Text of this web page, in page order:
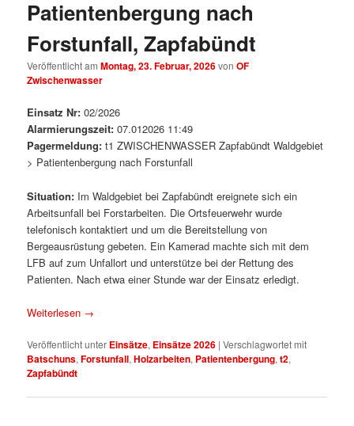
Patientenbergung nach
Forstunfall, Zapfabündt
Veröffentlicht amMontag, 23. Februar, 2026vonOF
Zwischenwasser
Einsatz Nr: 02/2026
Alarmierungszeit: 07.012026 11:49
Pagermeldung: t1 ZWISCHENWASSER Zapfabündt Waldgebiet
> Patientenbergung nach Forstunfall
Situation: Im Waldgebiet bei Zapfabündt ereignete sich ein
Arbeitsunfall bei Forstarbeiten. Die Ortsfeuerwehr wurde
telefonisch kontaktiert und um die Bereitstellung von
Bergeausrüstung gebeten. Ein Kamerad machte sich mit dem
LFB auf zum Unfallort und unterstütze bei der Rettung des
Patienten. Nach etwa einer Stunde war der Einsatz erledigt.
Weiterlesen →
Veröffentlicht unter Einsätze, Einsätze 2026 |Verschlagwortet mit
Batschuns,Forstunfall,Holzarbeiten, Patientenbergung,t2,
Zapfabündt